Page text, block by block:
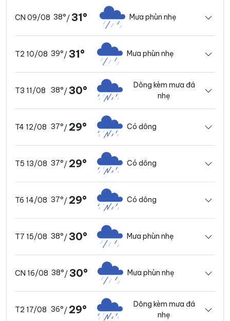
CN 09/08 38°/31° Mưa phùn nhẹ
T2 10/08 39°/31° Mưa phùn nhẹ
T3 11/08 38°/30°
Dông kèm mưa đá
nhẹ
T4 12/08 37°/ 29° Có dông
T5 13/08 37°/ 29° Có dông
T6 14/08 37°/ 29° Có dông
T7 15/08 38°/30° Mưa phùn nhẹ
CN 16/08 38°/30° Mưa phùn nhẹ
T2 17/08 36°/ 29°
Dông kèm mưa đá
nhẹ